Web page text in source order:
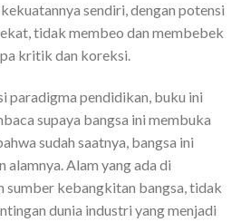
sendiri, dengan potensi
tidak membeo dan membebek
kritik dan koreksi.
paradigma pendidikan, buku ini
supaya bangsa ini membuka
sudah saatnya, bangsa ini
Alam yang ada di
sumber kebangkitan bangsa, tidak
dunia industri yang menjadi